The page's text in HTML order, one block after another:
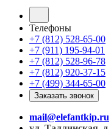
Телефоны
+7 (812) 528-65-00
+7 (911) 195-94-01
+7 (812) 528-96-78
+7 (812) 920-37-15
+7 (499) 344-65-00
Заказать звонок
mail@elefantkip.ru